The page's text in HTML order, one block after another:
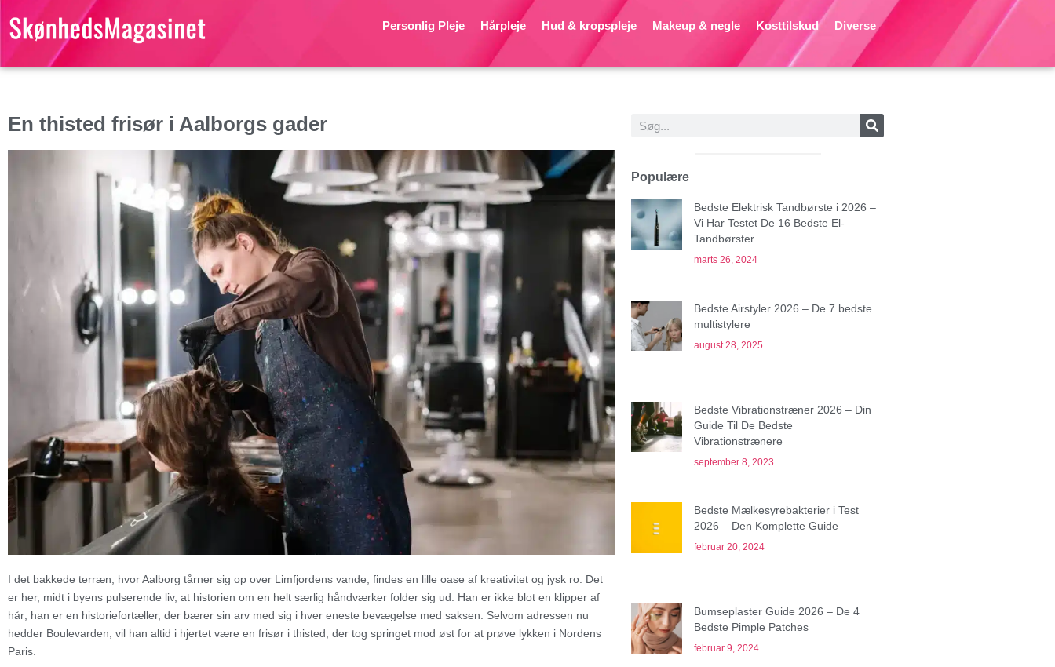
Personlig Pleje Hårpleje Hud & kropspleje Makeup & negle Kosttilskud Diverse
En thisted frisør i Aalborgs gader
I det bakkede terræn, hvor Aalborg tårner sig op over Limfjordens vande, findes en lille oase af kreativitet og jysk ro. Det
er her, midt i byens pulserende liv, at historien om en helt særlig håndværker folder sig ud. Han er ikke blot en klipper af
hår; han er en historiefortæller, der bærer sin arv med sig i hver eneste bevægelse med saksen. Selvom adressen nu
hedder Boulevarden, vil han altid i hjertet være en frisør i thisted, der tog springet mod øst for at prøve lykken i Nordens
Paris.
Populære
Bedste Elektrisk Tandbørste i 2026 –
Vi Har Testet De 16 Bedste El-
Tandbørster
marts 26, 2024
Bedste Airstyler 2026 – De 7 bedste
multistylere
august 28, 2025
Bedste Vibrationstræner 2026 – Din
Guide Til De Bedste
Vibrationstrænere
september 8, 2023
Bedste Mælkesyrebakterier i Test
2026 – Den Komplette Guide
februar 20, 2024
Bumseplaster Guide 2026 – De 4
Bedste Pimple Patches
februar 9, 2024